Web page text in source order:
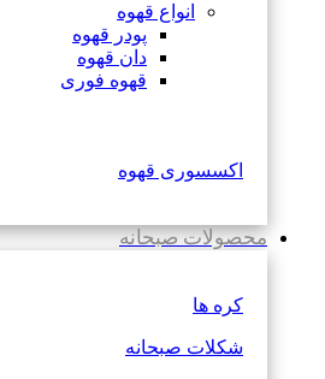
انواع قهوه
پودر قهوه
دان قهوه
قهوه فوری
اکسسوری قهوه
محصولات صبحانه
کره ها
شکلات صبحانه